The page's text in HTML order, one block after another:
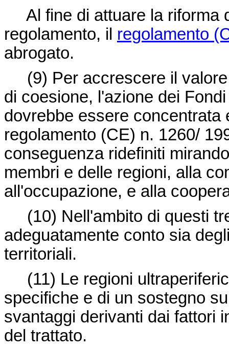
Al fine di attuare la riforma
regolamento, il regolamento
abrogato.
(9) Per accrescere il
di coesione, l'azione dei
dovrebbe essere concentrata
regolamento (CE) n. 1260/
conseguenza ridefiniti
membri e delle regioni, alla
all'occupazione, e alla
(10) Nell'ambito di questi
adeguatamente conto sia
territoriali.
(11) Le regioni
specifiche e di un sostegno
svantaggi derivanti dai fattori
del trattato.